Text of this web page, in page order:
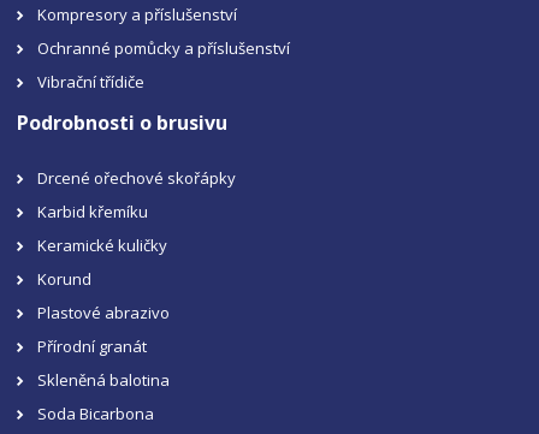
Kompresory a příslušenství
Ochranné pomůcky a příslušenství
Vibrační třídiče
Podrobnosti o brusivu
Drcené ořechové skořápky
Karbid křemíku
Keramické kuličky
Korund
Plastové abrazivo
Přírodní granát
Skleněná balotina
Soda Bicarbona